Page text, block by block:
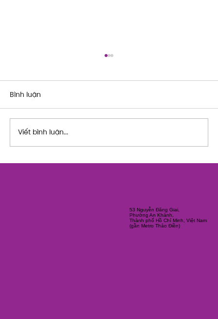
dành cho Người lớn 2026
Bình luận
Viết bình luận...
53 Nguyễn Đăng Giai,
Phường An Khánh,
Thành phố Hồ Chí Minh, Việt Nam
(gần Metro Thảo Điền)